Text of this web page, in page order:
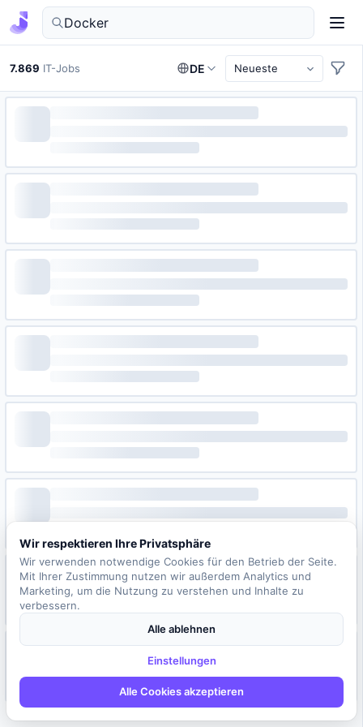
IT-Jobs in Deutschland finden
7.869 IT-Jobs DE
Wir respektieren Ihre Privatsphäre
Wir verwenden notwendige Cookies für den Betrieb der Seite.
Mit Ihrer Zustimmung nutzen wir außerdem Analytics und
Marketing, um die Nutzung zu verstehen und Inhalte zu
verbessern.
Alle ablehnen
Einstellungen
Alle Cookies akzeptieren